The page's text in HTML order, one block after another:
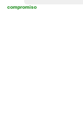
compromiso